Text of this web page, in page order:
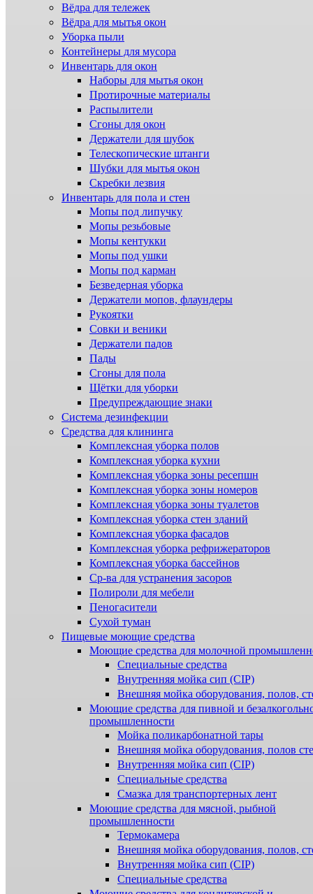
Вёдра для тележек
Вёдра для мытья окон
Уборка пыли
Контейнеры для мусора
Инвентарь для окон
Наборы для мытья окон
Протирочные материалы
Распылители
Сгоны для окон
Держатели для шубок
Телескопические штанги
Шубки для мытья окон
Скребки лезвия
Инвентарь для пола и стен
Мопы под липучку
Мопы резьбовые
Мопы кентукки
Мопы под ушки
Мопы под карман
Безведерная уборка
Держатели мопов, флаундеры
Рукоятки
Совки и веники
Держатели падов
Пады
Сгоны для пола
Щётки для уборки
Предупреждающие знаки
Система дезинфекции
Cредства для клининга
Комплексная уборка полов
Комплексная уборка кухни
Комплексная уборка зоны ресепшн
Комплексная уборка зоны номеров
Комплексная уборка зоны туалетов
Комплексная уборка стен зданий
Комплексная уборка фасадов
Комплексная уборка рефрижераторов
Комплексная уборка бассейнов
Ср-ва для устранения засоров
Полироли для мебели
Пеногасители
Сухой туман
Пищевые моющие средства
Моющие средства для молочной
Специальные средства
Внутренняя мойка сип (CIP)
Внешняя мойка оборудования, полов,
Моющие средства для пивной и
промышленности
Мойка поликарбонатной тары
Внешняя мойка оборудования, полов
Внутренняя мойка сип (CIP)
Специальные средства
Смазка для транспортерных лент
Моющие средства для мясной, рыбной
промышленности
Термокамера
Внешняя мойка оборудования, полов,
Внутренняя мойка сип (CIP)
Специальные средства